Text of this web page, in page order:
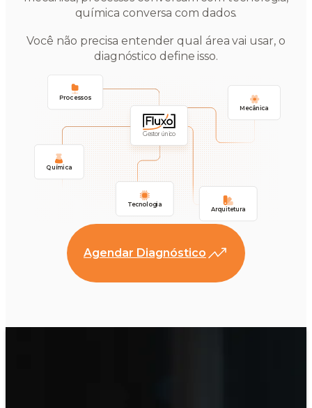
Processos
Gestor único
Mecânica
Tecnologia
Arquitetura
Química
química conversa com dados.
Você não precisa entender qual área vai usar, o
diagnóstico define isso.
Agendar Diagnóstico